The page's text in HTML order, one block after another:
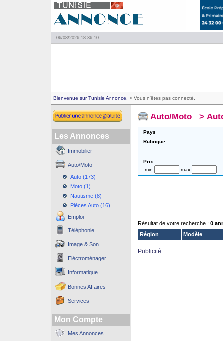
06/08/2026 18:36:10
Bienvenue sur Tunisie Annonce. > Vous n'êtes pas connecté.
Les Annonces
Immobilier
Auto/Moto
Auto (173)
Moto (1)
Nautisme (8)
Pièces Auto (16)
Emploi
Téléphonie
Image & Son
Eléctroménager
Informatique
Bonnes Affaires
Services
Mon Compte
Mes Annonces
Auto/Moto >
Pays
Rubrique
Prix
min
max
Résultat de votre recherche : 0
Région
Modèle
Publicité